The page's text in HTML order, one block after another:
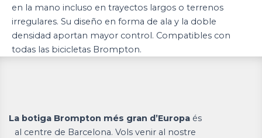
en la mano incluso en trayectos largos o terrenos
irregulares. Su diseño en forma de ala y la doble
densidad aportan mayor control. Compatibles con
todas las bicicletas Brompton.
La botiga Brompton més gran d’Europaés
al centre de Barcelona. Vols venir al nostre